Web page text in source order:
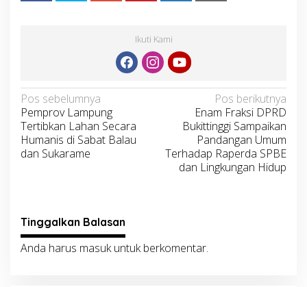
Ikuti Kami
Navigasi
pos
Pos sebelumnya
Pemprov Lampung
Tertibkan Lahan Secara
Humanis di Sabat Balau
dan Sukarame
Pos berikutnya
Enam Fraksi DPRD
Bukittinggi Sampaikan
Pandangan Umum
Terhadap Raperda SPBE
dan Lingkungan Hidup
Tinggalkan Balasan
Anda harus masukuntuk berkomentar.